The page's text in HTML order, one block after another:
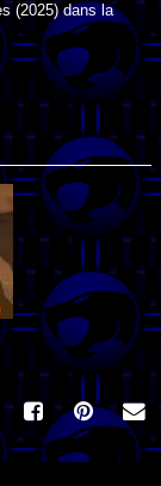
(2025) dans la
(2006) dans la
la liste.
dans la liste.